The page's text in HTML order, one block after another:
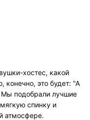
хостес, какой
конечно, это будет: "А
Мы подобрали лучшие
спинку и
атмосфере.